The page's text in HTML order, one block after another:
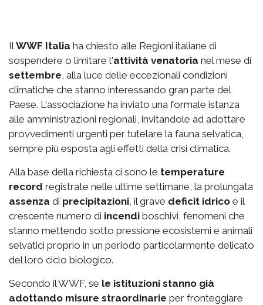
IlWWF Italia ha chiesto alle Regioni italiane di
sospendere o limitare l'attività venatoria nel mese di
settembre, alla luce delle eccezionali condizioni
climatiche che stanno interessando gran parte del
Paese. L'associazione ha inviato una formale istanza
alle amministrazioni regionali, invitandole ad adottare
provvedimenti urgenti per tutelare la fauna selvatica,
sempre più esposta agli effetti della crisi climatica.
Alla base della richiesta ci sono le temperature
record registrate nelle ultime settimane, la prolungata
assenza di precipitazioni, il grave deficit idrico e il
crescente numero di incendi boschivi, fenomeni che
stanno mettendo sotto pressione ecosistemi e animali
selvatici proprio in un periodo particolarmente delicato
del loro ciclo biologico.
Secondo il WWF, se le istituzioni stanno già
adottando misure straordinarie per fronteggiare